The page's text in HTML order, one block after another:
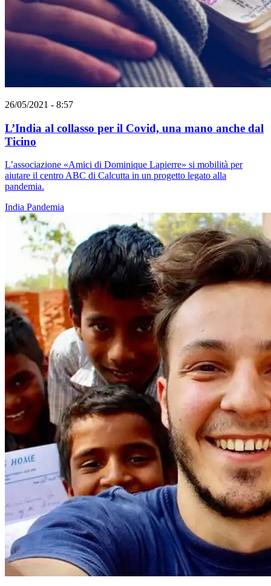
26/05/2021 - 8:57
L’India al collasso per il Covid, una mano anche dal
Ticino
L’associazione «Amici di Dominique Lapierre» si mobilità per
aiutare il centro ABC di Calcutta in un progetto legato alla
pandemia.
India Pandemia